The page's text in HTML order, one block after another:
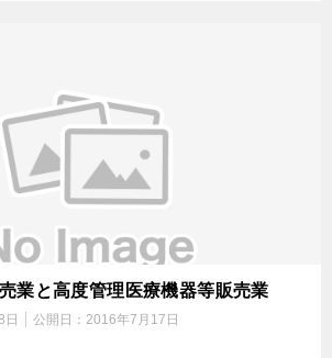
業と高度管理医療機器等販売業
日 公開日： 2016年7月17日